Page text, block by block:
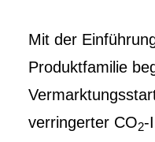
Mit der
Produktfamilie
verringerter CO2-